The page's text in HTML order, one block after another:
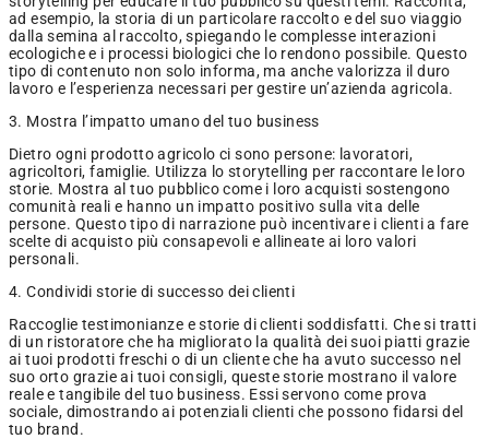
ad esempio, la storia di un particolare raccolto e del suo viaggio
dalla semina al raccolto, spiegando le complesse interazioni
ecologiche e i processi biologici che lo rendono possibile. Questo
tipo di contenuto non solo informa, ma anche valorizza il duro
lavoro e l’esperienza necessari per gestire un’azienda agricola.
3. Mostra l’impatto umano del tuo business
Dietro ogni prodotto agricolo ci sono persone: lavoratori,
agricoltori, famiglie. Utilizza lo storytelling per raccontare le loro
storie. Mostra al tuo pubblico come i loro acquisti sostengono
comunità reali e hanno un impatto positivo sulla vita delle
persone. Questo tipo di narrazione può incentivare i clienti a fare
scelte di acquisto più consapevoli e allineate ai loro valori
personali.
4. Condividi storie di successo dei clienti
Raccoglie testimonianze e storie di clienti soddisfatti. Che si tratti
di un ristoratore che ha migliorato la qualità dei suoi piatti grazie
ai tuoi prodotti freschi o di un cliente che ha avuto successo nel
suo orto grazie ai tuoi consigli, queste storie mostrano il valore
reale e tangibile del tuo business. Essi servono come prova
sociale, dimostrando ai potenziali clienti che possono fidarsi del
tuo brand.